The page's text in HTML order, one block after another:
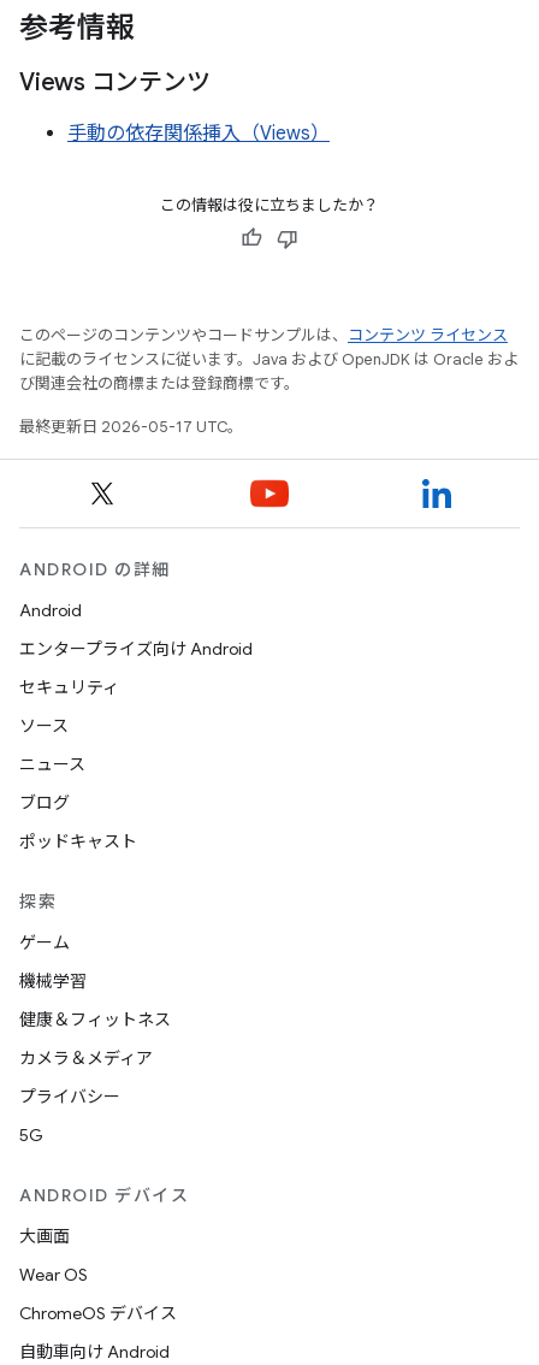
参考情報
Views コンテンツ
手動の依存関係挿入（Views）
この情報は役に立ちましたか？
このページのコンテンツやコードサンプルは、
コンテンツ ライセンス
に記載のライセンスに従います。Java および OpenJDK は Oracle およ
び関連会社の商標または登録商標です。
最終更新日 2026-05-17 UTC。
ANDROID の詳細
Android
エンタープライズ向け Android
セキュリティ
ソース
ニュース
ブログ
ポッドキャスト
探索
ゲーム
機械学習
健康＆フィットネス
カメラ＆メディア
プライバシー
5G
ANDROID デバイス
大画面
Wear OS
ChromeOS デバイス
自動車向け Android